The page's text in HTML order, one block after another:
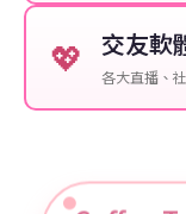
💖 交友軟
各大直播、